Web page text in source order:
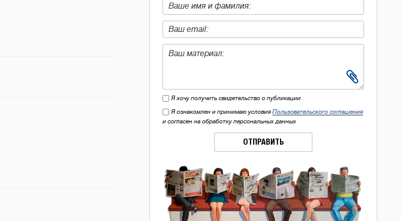
Я хочу получить свидетельство о публикации
Я ознакомлен и принимаю условия Пользовательского соглашения
и согласен на обработку персональных данных
ОТПРАВИТЬ